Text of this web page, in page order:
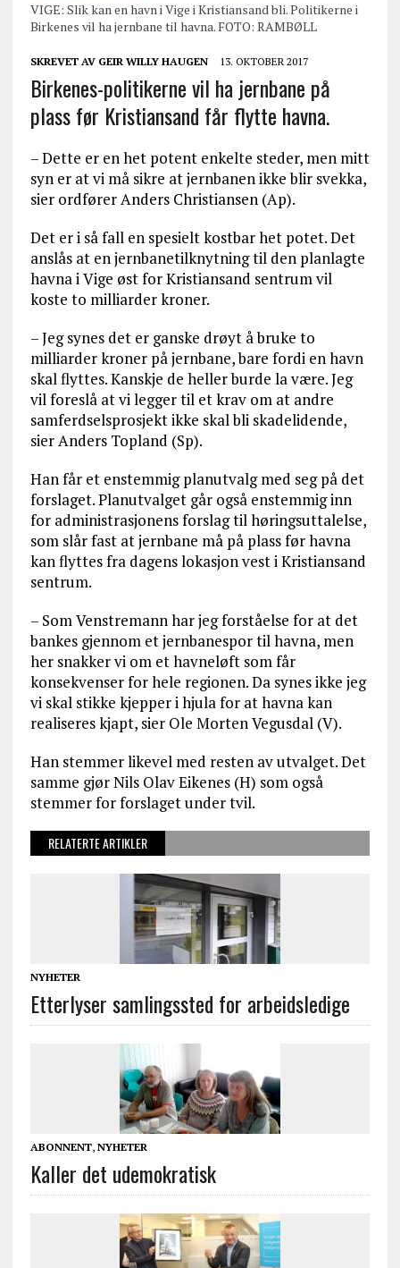
VIGE: Slik kan en havn i Vige i Kristiansand bli. Politikerne i
Birkenes vil ha jernbane til havna. FOTO: RAMBØLL
SKREVET AV GEIR WILLY HAUGEN 13. OKTOBER 2017
Birkenes-politikerne vil ha jernbane på
plass før Kristiansand får flytte havna.
– Dette er en het potent enkelte steder, men mitt
syn er at vi må sikre at jernbanen ikke blir svekka,
sier ordfører Anders Christiansen (Ap).
Det er i så fall en spesielt kostbar het potet. Det
anslås at en jernbanetilknytning til den planlagte
havna i Vige øst for Kristiansand sentrum vil
koste to milliarder kroner.
– Jeg synes det er ganske drøyt å bruke to
milliarder kroner på jernbane, bare fordi en havn
skal flyttes. Kanskje de heller burde la være. Jeg
vil foreslå at vi legger til et krav om at andre
samferdselsprosjekt ikke skal bli skadelidende,
sier Anders Topland (Sp).
Han får et enstemmig planutvalg med seg på det
forslaget. Planutvalget går også enstemmig inn
for administrasjonens forslag til høringsuttalelse,
som slår fast at jernbane må på plass før havna
kan flyttes fra dagens lokasjon vest i Kristiansand
sentrum.
– Som Venstremann har jeg forståelse for at det
bankes gjennom et jernbanespor til havna, men
her snakker vi om et havneløft som får
konsekvenser for hele regionen. Da synes ikke jeg
vi skal stikke kjepper i hjula for at havna kan
realiseres kjapt, sier Ole Morten Vegusdal (V).
Han stemmer likevel med resten av utvalget. Det
samme gjør Nils Olav Eikenes (H) som også
stemmer for forslaget under tvil.
RELATERTE ARTIKLER
NYHETER
Etterlyser samlingssted for arbeidsledige
ABONNENT, NYHETER
Kaller det udemokratisk